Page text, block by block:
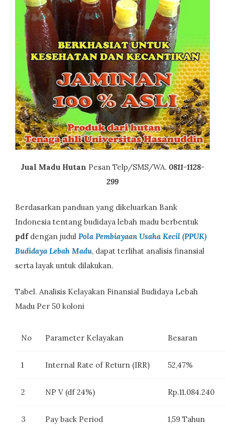
Jual Madu Hutan Pesan Telp/SMS/WA. 0811-1128-
299
Berdasarkan panduan yang dikeluarkan Bank
Indonesia tentang budidaya lebah madu berbentuk
pdfdengan judul Pola Pembiayaan Usaha Kecil (PPUK)
Budidaya Lebah Madu, dapat terlihat analisis finansial
serta layak untuk dilakukan.
Tabel. Analisis Kelayakan Finansial Budidaya Lebah
Madu Per 50 koloni
No Parameter Kelayakan Besaran
1 Internal Rate of Return (IRR) 52,47%
2 NP V (df 24%) Rp.11.084.240
3 Pay back Period 1,59 Tahun